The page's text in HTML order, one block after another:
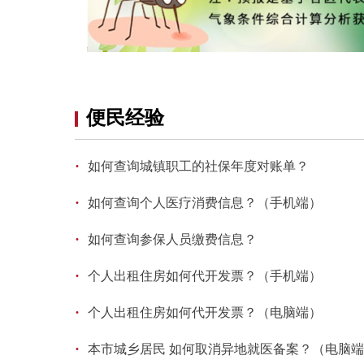
便民经验
· 如何查询城镇职工的社保年度对账单？
· 如何查询个人医疗消费信息？（手机端）
· 如何查询参保人员缴费信息？
· 个人出租住房如何代开发票？（手机端）
· 个人出租住房如何代开发票？（电脑端）
· 本市城乡居民 如何取消异地就医备案？（电脑